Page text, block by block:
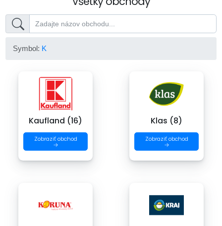
Symbol: K
Kaufland (16)
Zobraziť obchod
→
Klas (8)
Zobraziť obchod
→